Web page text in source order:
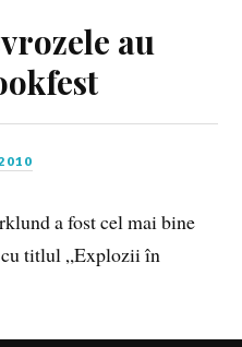
au
a fost cel mai bine
titlul „Explozii în